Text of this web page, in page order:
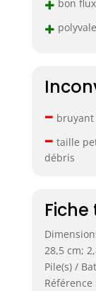
bon
+
– bruyant
– taille
débris
28,5 cm;
Pile(s) /
Référence